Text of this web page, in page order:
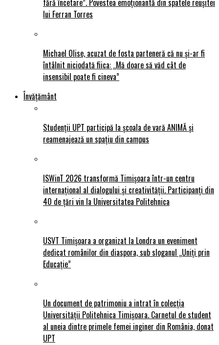
fără încetare”. Povestea emoționantă din spatele reușitei
lui Ferran Torres
Michael Olise, acuzat de fosta parteneră că nu și-ar fi
întâlnit niciodată fiica: „Mă doare să văd cât de
insensibil poate fi cineva”
Învățământ
Studenții UPT participă la școala de vară ANIMĂ și
reamenajează un spațiu din campus
ISWinT 2026 transformă Timișoara într-un centru
internațional al dialogului și creativității. Participanți din
40 de țări vin la Universitatea Politehnica
USVT Timișoara a organizat la Londra un eveniment
dedicat românilor din diaspora, sub sloganul „Uniți prin
Educație”
Un document de patrimoniu a intrat în colecția
Universității Politehnica Timișoara. Carnetul de student
al uneia dintre primele femei inginer din România, donat
UPT